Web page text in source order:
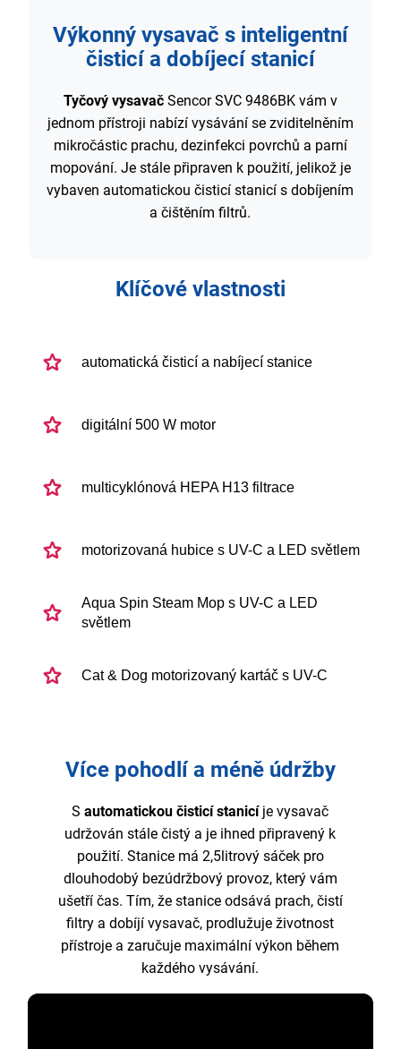
Výkonný vysavač s inteligentní
čisticí a dobíjecí stanicí
Tyčový vysavač Sencor SVC 9486BK vám v
jednom přístroji nabízí vysávání se zviditelněním
mikročástic prachu, dezinfekci povrchů a parní
mopování. Je stále připraven k použití, jelikož je
vybaven automatickou čisticí stanicí s dobíjením
a čištěním filtrů.
Klíčové vlastnosti
automatická čisticí a nabíjecí stanice
digitální 500 W motor
multicyklónová HEPA H13 filtrace
motorizovaná hubice s UV-C a LED světlem
Aqua Spin Steam Mop s UV-C a LED
světlem
Cat & Dog motorizovaný kartáč s UV-C
Více pohodlí a méně údržby
Sautomatickou čisticí stanicíje vysavač
udržován stále čistý a je ihned připravený k
použití. Stanice má 2,5litrový sáček pro
dlouhodobý bezúdržbový provoz, který vám
ušetří čas. Tím, že stanice odsává prach, čistí
filtry a dobíjí vysavač, prodlužuje životnost
přístroje a zaručuje maximální výkon během
každého vysávání.